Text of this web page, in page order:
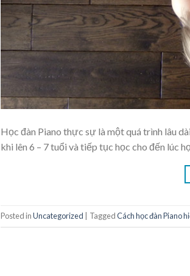
Học đàn Piano thực sự là một quá trình lâu
khi lên 6 – 7 tuổi và tiếp tục học cho đến lúc
Posted inUncategorized TaggedCách học đàn Piano